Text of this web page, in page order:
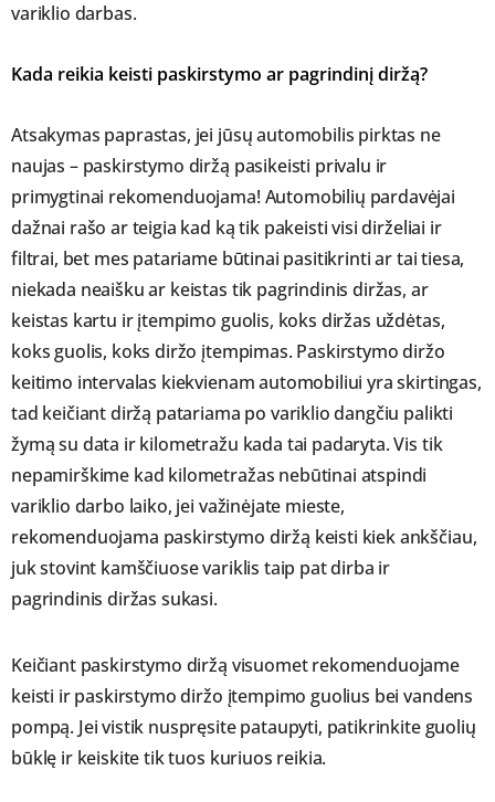
variklio darbas.
Kada reikia keisti paskirstymo ar pagrindinį diržą?
Atsakymas paprastas, jei jūsų automobilis pirktas ne
naujas – paskirstymo diržą pasikeisti privalu ir
primygtinai rekomenduojama! Automobilių pardavėjai
dažnai rašo ar teigia kad ką tik pakeisti visi dirželiai ir
filtrai, bet mes patariame būtinai pasitikrinti ar tai tiesa,
niekada neaišku ar keistas tik pagrindinis diržas, ar
keistas kartu ir įtempimo guolis, koks diržas uždėtas,
koks guolis, koks diržo įtempimas. Paskirstymo diržo
keitimo intervalas kiekvienam automobiliui yra skirtingas,
tad keičiant diržą patariama po variklio dangčiu palikti
žymą su data ir kilometražu kada tai padaryta. Vis tik
nepamirškime kad kilometražas nebūtinai atspindi
variklio darbo laiko, jei važinėjate mieste,
rekomenduojama paskirstymo diržą keisti kiek ankščiau,
juk stovint kamščiuose variklis taip pat dirba ir
pagrindinis diržas sukasi.
Keičiant paskirstymo diržą visuomet rekomenduojame
keisti ir paskirstymo diržo įtempimo guolius bei vandens
pompą. Jei vistik nuspręsite pataupyti, patikrinkite guolių
būklę ir keiskite tik tuos kuriuos reikia.